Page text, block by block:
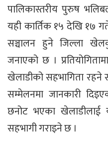
पालिकास्तरीय पुरुष
यही कार्तिक १५ देखि १७
सञ्चालन हुने जिल्ला
जनाएको छ ।
खेलाडीको सहभागिता रहने
सम्मेलनमा जानकारी
छनोट भएका खेलाडीलाई
सहभागी गराइने छ ।